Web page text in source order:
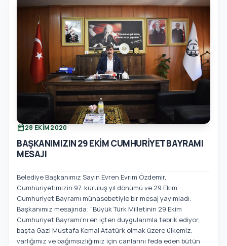
calendar_month28 EKIM 2020
BAŞKANIMIZIN 29 EKİM CUMHURİYET BAYRAMI
MESAJI
Belediye Başkanımız Sayın Evren Evrim Özdemir,
Cumhuriyetimizin 97. kuruluş yıl dönümü ve 29 Ekim
Cumhuriyet Bayramı münasebetiyle bir mesaj yayımladı.
Başkanımız mesajında; "Büyük Türk Milletinin 29 Ekim
Cumhuriyet Bayramı’nı en içten duygularımla tebrik ediyor,
başta Gazi Mustafa Kemal Atatürk olmak üzere ülkemiz,
varlığımız ve bağımsızlığımız için canlarını feda eden bütün